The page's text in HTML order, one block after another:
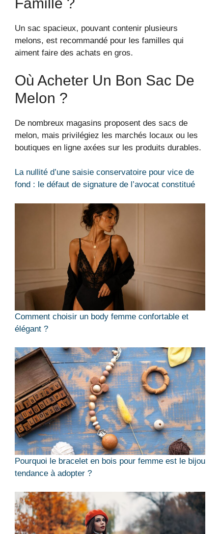
Famille ?
Un sac spacieux, pouvant contenir plusieurs
melons, est recommandé pour les familles qui
aiment faire des achats en gros.
Où Acheter Un Bon Sac De
Melon ?
De nombreux magasins proposent des sacs de
melon, mais privilégiez les marchés locaux ou les
boutiques en ligne axées sur les produits durables.
La nullité d’une saisie conservatoire pour vice de
fond : le défaut de signature de l’avocat constitué
Comment choisir un body femme confortable et
élégant ?
Pourquoi le bracelet en bois pour femme est le bijou
tendance à adopter ?